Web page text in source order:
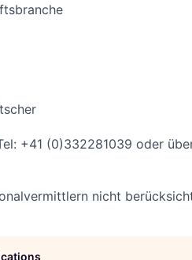
+41 (0)332281039 oder
nicht